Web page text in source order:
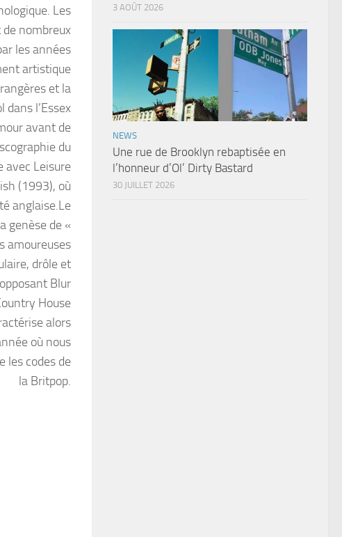
Les
nombreux
les années
artistique
et la
l’Essex
avant de
du
avec Leisure
(1993), où
anglaise.Le
genèse de «
amoureuses
drôle et
Blur
House
alors
où nous
les codes de
la Britpop.
3 AOÛT 2026
NEWS
Une rue de Brooklyn rebaptisée en
l’honneur d’Ol’ Dirty Bastard
30 JUILLET 2026